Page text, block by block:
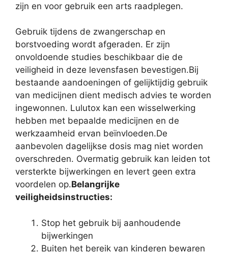
zijn en voor gebruik een arts raadplegen.
Gebruik tijdens de zwangerschap en
borstvoeding wordt afgeraden. Er zijn
onvoldoende studies beschikbaar die de
veiligheid in deze levensfasen bevestigen.Bij
bestaande aandoeningen of gelijktijdig gebruik
van medicijnen dient medisch advies te worden
ingewonnen. Lulutox kan een wisselwerking
hebben met bepaalde medicijnen en de
werkzaamheid ervan beïnvloeden.De
aanbevolen dagelijkse dosis mag niet worden
overschreden. Overmatig gebruik kan leiden tot
versterkte bijwerkingen en levert geen extra
voordelen op.Belangrijke
veiligheidsinstructies:
Stop het gebruik bij aanhoudende
bijwerkingen
Buiten het bereik van kinderen bewaren